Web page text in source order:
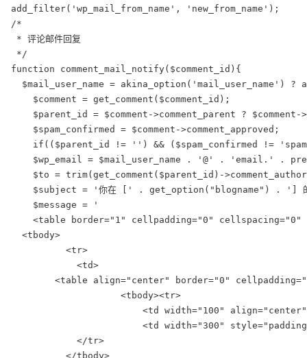
add_filter('wp_mail_from_name', 'new_from_name');
/*
* 评论邮件回复
*/
function comment_mail_notify($comment_id){
$mail_user_name = akina_option('mail_user_name') ?
    $comment = get_comment($comment_id);
$parent_id = $comment->comment_parent ? $comment-
    $spam_confirmed = $comment->comment_approved;
if(($parent_id != '') && ($spam_confirmed !=
$wp_email = $mail_user_name . '@' . 'email.' .
$to = trim(get_comment($parent_id)-
$subject = '你在 [' . get_option("blogname") . '] 的
    $message = '
<table border="1" cellpadding="0"
  <tbody>
          <tr>
            <td>
<table align="center" border="0"
                    <tbody><tr>
<td width="100"
<td width="300"
            </tr>
          </tbody>